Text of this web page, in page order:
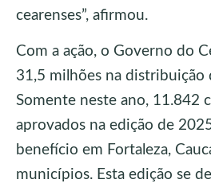
cearenses”, afirmou.
Com a ação, o Governo do
31,5 milhões na distribuição
Somente neste ano, 11.842
aprovados na edição de
benefício em Fortaleza,
municípios. Esta edição se